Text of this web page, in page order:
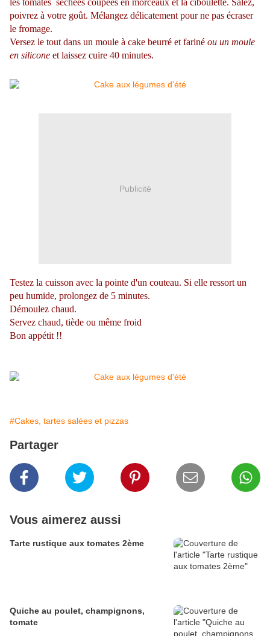
les tomates séchées coupées en morceaux et la ciboulette. Salez,
poivrez à votre goût. Mélangez délicatement pour ne pas écraser
le fromage.
Versez le tout dans un moule à cake beurré et fariné ou un moule
en silicone et laissez cuire 40 minutes.
Publicité
Testez la cuisson avec la pointe d'un couteau. Si elle ressort un
peu humide, prolongez de 5 minutes.
Démoulez chaud.
Servez chaud, tiède ou même froid
Bon appétit !!
#Cakes, tartes salées et pizzas
Partager
Vous aimerez aussi
Tarte rustique aux tomates 2ème
Quiche au poulet, champignons,
tomate